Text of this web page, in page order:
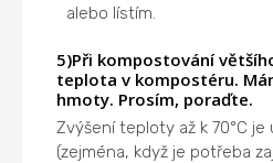
alebo lístím.
5)Při kompostování
teplota v kompostéru.
hmoty. Prosím, poraďte.
Zvýšení teploty až k 70°C je
(zejména, když je potřeba